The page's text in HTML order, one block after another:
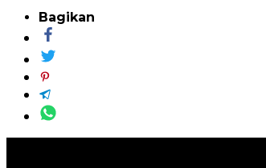
Bagikan